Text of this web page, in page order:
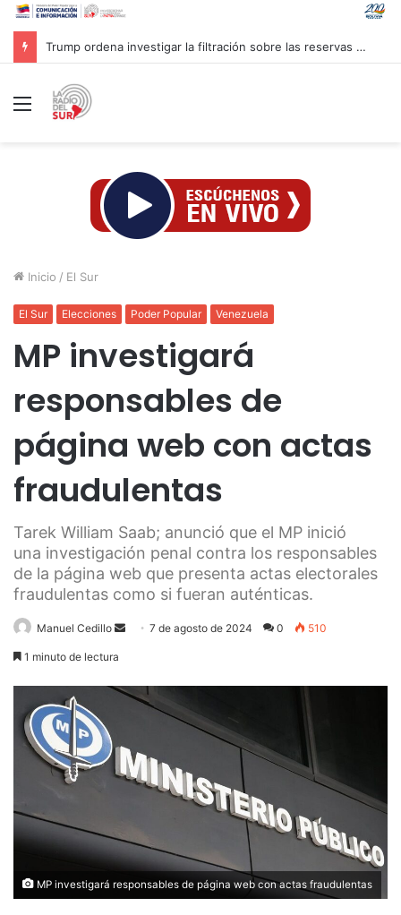
Trump ordena investigar la filtración sobre las reservas de municiones
Menú
Inicio / El Sur
El Sur Elecciones Poder Popular Venezuela
MP investigará
responsables de
página web con actas
fraudulentas
Tarek William Saab; anunció que el MP inició
una investigación penal contra los responsables
de la página web que presenta actas electorales
fraudulentas como si fueran auténticas.
Manuel Cedillo
Send7 de agosto de 2024 0 510
1 minuto de lectura
MP investigará responsables de página web con actas fraudulentas